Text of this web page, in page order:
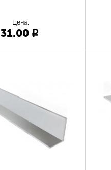
Цена:
31.00 p